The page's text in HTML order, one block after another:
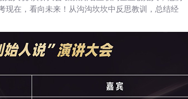
现在，看向未来！从沟沟坎坎中反思教训，总结经